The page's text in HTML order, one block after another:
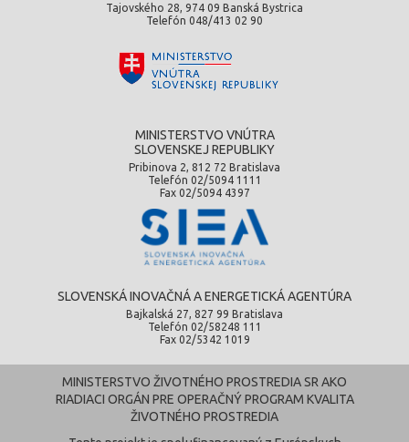
Tajovského 28, 974 09 Banská Bystrica
Telefón 048/413 02 90
MINISTERSTVO VNÚTRA
SLOVENSKEJ REPUBLIKY
Pribinova 2, 812 72 Bratislava
Telefón 02/5094 1111
Fax 02/5094 4397
SLOVENSKÁ INOVAČNÁ A ENERGETICKÁ AGENTÚRA
Bajkalská 27, 827 99 Bratislava
Telefón 02/58248 111
Fax 02/5342 1019
MINISTERSTVO ŽIVOTNÉHO PROSTREDIA SR AKO
RIADIACI ORGÁN PRE OPERAČNÝ PROGRAM KVALITA
ŽIVOTNÉHO PROSTREDIA